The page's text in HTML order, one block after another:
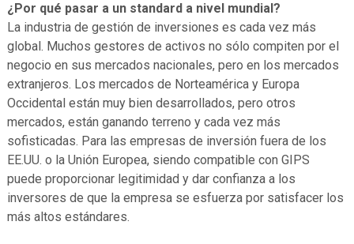
¿Por qué pasar a un standard a nivel mundial?
La industria de gestión de inversiones es cada vez más
global. Muchos gestores de activos no sólo compiten por el
negocio en sus mercados nacionales, pero en los mercados
extranjeros. Los mercados de Norteamérica y Europa
Occidental están muy bien desarrollados, pero otros
mercados, están ganando terreno y cada vez más
sofisticadas. Para las empresas de inversión fuera de los
EE.UU. o la Unión Europea, siendo compatible con GIPS
puede proporcionar legitimidad y dar confianza a los
inversores de que la empresa se esfuerza por satisfacer los
más altos estándares.